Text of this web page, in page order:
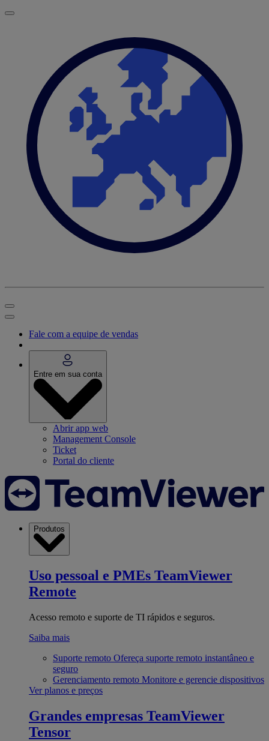
Fale com a equipe de vendas
Entre em sua conta
Abrir app web
Management Console
Ticket
Portal do cliente
Produtos
Uso pessoal e PMEs TeamViewer
Remote
Acesso remoto e suporte de TI rápidos e seguros.
Saiba mais
Suporte remoto Ofereça suporte remoto instantâneo e
seguro
Gerenciamento remoto Monitore e gerencie dispositivos
Ver planos e preços
Grandes empresas TeamViewer
Tensor